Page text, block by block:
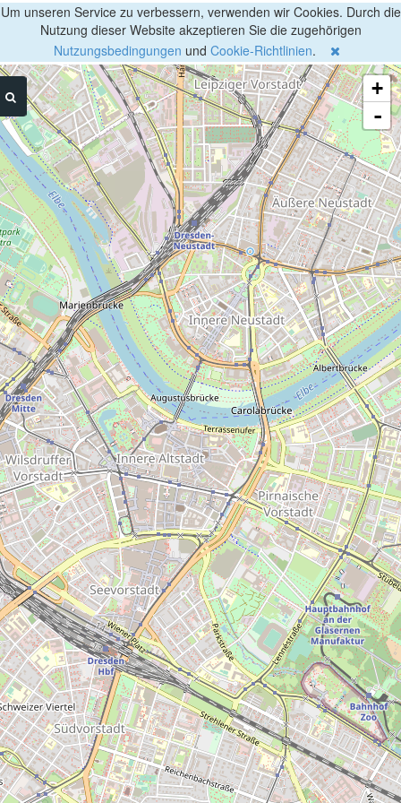
Um unseren Service zu verbessern, verwenden wir Cookies. Durch die
Nutzung dieser Website akzeptieren Sie die zugehörigen
Nutzungsbedingungen und Cookie-Richtlinien.
+
-